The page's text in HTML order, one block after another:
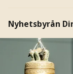
Nyhetsbyrån